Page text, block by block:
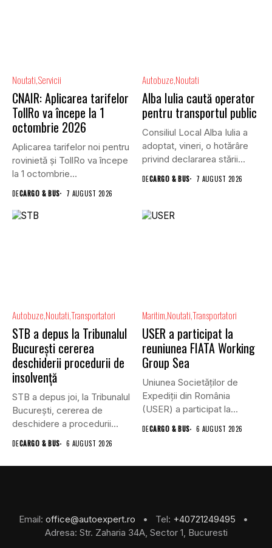
Noutati Servicii
CNAIR: Aplicarea tarifelor
TollRo va începe la 1
octombrie 2026
Aplicarea tarifelor noi pentru
rovinietă și TollRo va începe
la 1 octombrie...
DECARGO & BUS 7 AUGUST 2026
Autobuze Noutati
Alba Iulia caută operator
pentru transportul public
Consiliul Local Alba Iulia a
adoptat, vineri, o hotărâre
privind declararea stării...
DECARGO & BUS 7 AUGUST 2026
Autobuze NoutatiTransportatori
STB a depus la Tribunalul
București cererea
deschiderii procedurii de
insolvență
STB a depus joi, la Tribunalul
Bucureşti, cererea de
deschidere a procedurii...
DECARGO & BUS 6 AUGUST 2026
Maritim NoutatiTransportatori
USER a participat la
reuniunea FIATA Working
Group Sea
Uniunea Societăților de
Expediții din România
(USER) a participat la
reuniunea online...
DECARGO & BUS 6 AUGUST 2026
Email: office@autoexpert.ro • Tel: +40721249495
•
Adresa: Str. Zaharia 34A, Sector 1, Bucuresti